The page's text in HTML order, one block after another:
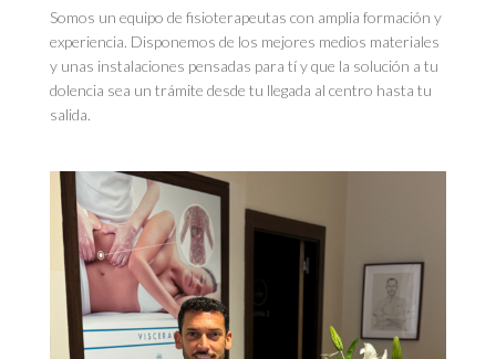
Somos un equipo de fisioterapeutas con amplia formación y
experiencia. Disponemos de los mejores medios materiales
y unas instalaciones pensadas para tí y que la solución a tu
dolencia sea un trámite desde tu llegada al centro hasta tu
salida.